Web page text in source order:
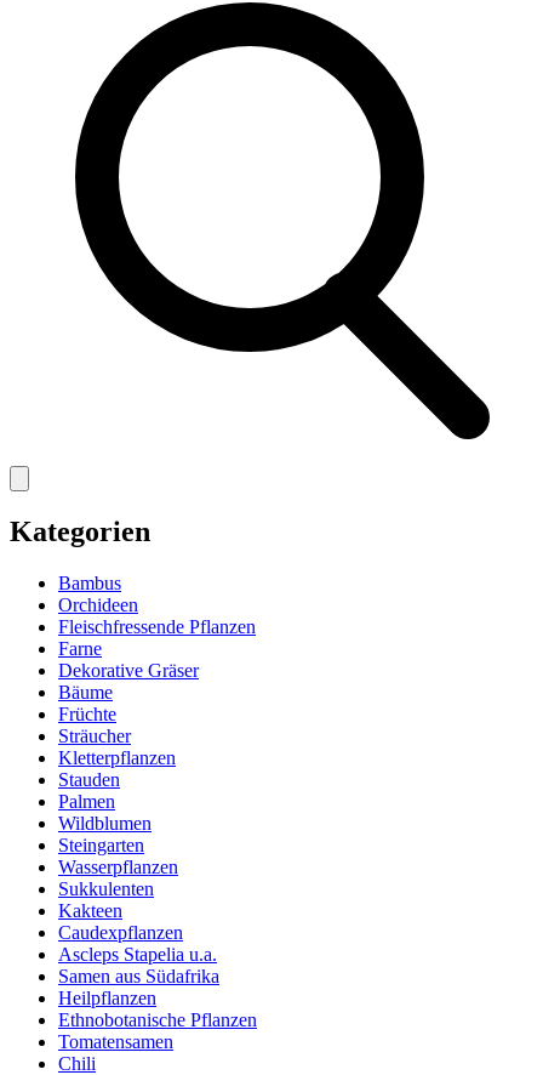
Kategorien
Bambus
Orchideen
Fleischfressende Pflanzen
Farne
Dekorative Gräser
Bäume
Früchte
Sträucher
Kletterpflanzen
Stauden
Palmen
Wildblumen
Steingarten
Wasserpflanzen
Sukkulenten
Kakteen
Caudexpflanzen
Ascleps Stapelia u.a.
Samen aus Südafrika
Heilpflanzen
Ethnobotanische Pflanzen
Tomatensamen
Chili